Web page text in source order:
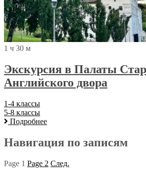
1 ч 30 м
Экскурсия в Палаты
Английского двора
1-4 классы
5-8 классы
Подробнее
Навигация по записям
Page 1 Page 2 След.